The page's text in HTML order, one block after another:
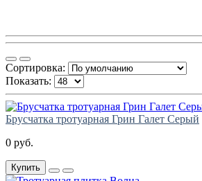
Сортировка:
Показать:
Брусчатка тротуарная Грин Галет Серый
0 руб.
Купить